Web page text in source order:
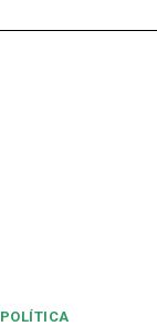
POLÍTICA